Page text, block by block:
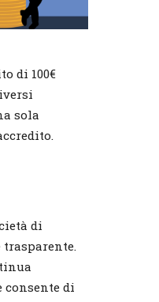
di 100€
sola
di
trasparente.
consente di